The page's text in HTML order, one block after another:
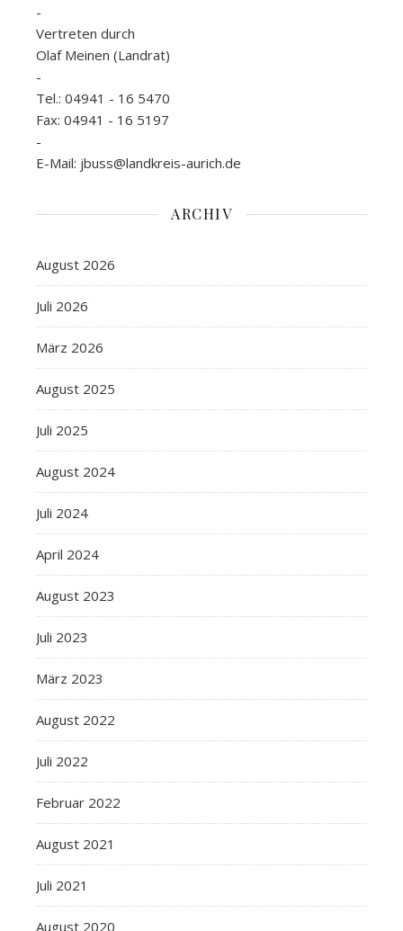
-
Vertreten durch
Olaf Meinen (Landrat)
-
Tel.: 04941 - 16 5470
Fax: 04941 - 16 5197
-
E-Mail: jbuss@landkreis-aurich.de
ARCHIV
August 2026
Juli 2026
März 2026
August 2025
Juli 2025
August 2024
Juli 2024
April 2024
August 2023
Juli 2023
März 2023
August 2022
Juli 2022
Februar 2022
August 2021
Juli 2021
August 2020